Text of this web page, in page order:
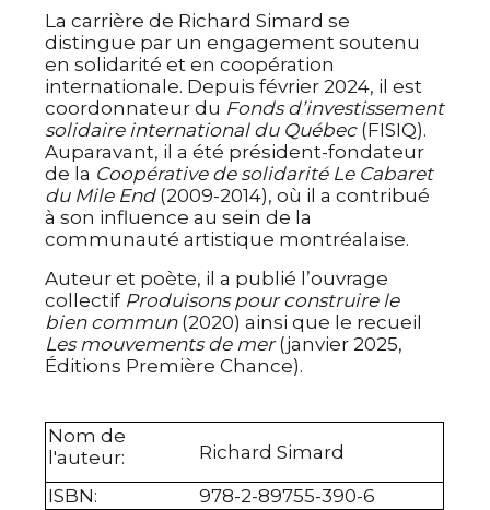
La carrière de Richard Simard se
distingue par un engagement soutenu
en solidarité et en coopération
internationale. Depuis février 2024, il est
coordonnateur du Fonds d’investissement
solidaire international du Québec (FISIQ).
Auparavant, il a été président-fondateur
de la Coopérative de solidarité Le Cabaret
du Mile End (2009-2014), où il a contribué
à son influence au sein de la
communauté artistique montréalaise.
Auteur et poète, il a publié l’ouvrage
collectif Produisons pour construire le
bien commun
Les mouvements de mer (janvier 2025,
Éditions Première Chance).
Nom de
l'auteur:
Richard Simard
ISBN:
978-2-89755-390-6